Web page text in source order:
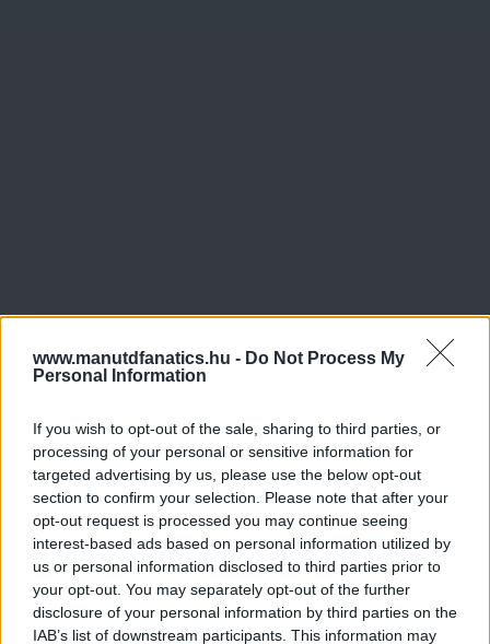
www.manutdfanatics.hu - Do Not Process My
Personal Information
If you wish to opt-out of the sale, sharing to third parties, or
processing of your personal or sensitive information for
targeted advertising by us, please use the below opt-out
section to confirm your selection. Please note that after your
opt-out request is processed you may continue seeing
interest-based ads based on personal information utilized by
us or personal information disclosed to third parties prior to
your opt-out. You may separately opt-out of the further
disclosure of your personal information by third parties on the
IAB’s list of downstream participants. This information may